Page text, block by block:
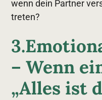
wenn dein Partner
treten?
– Wenn
„Alles ist